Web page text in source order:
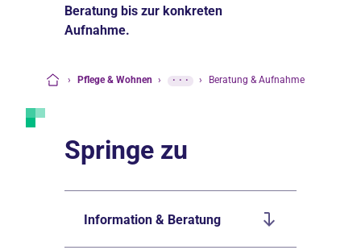
Beratung bis zur konkreten
Aufnahme.
› Pflege & Wohnen › ··· › Beratung & Aufnahme
Springe zu
Information & Beratung